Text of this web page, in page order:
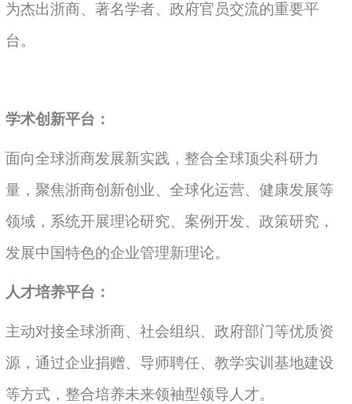
为杰出浙商、著名学者、政府官员交流的重要平
台。
学术创新平台：
面向全球浙商发展新实践，整合全球顶尖科研力
量，聚焦浙商创新创业、全球化运营、健康发展等
领域，系统开展理论研究、案例开发、政策研究，
发展中国特色的企业管理新理论。
人才培养平台：
主动对接全球浙商、社会组织、政府部门等优质资
源，通过企业捐赠、导师聘任、教学实训基地建设
等方式，整合培养未来领袖型领导人才。